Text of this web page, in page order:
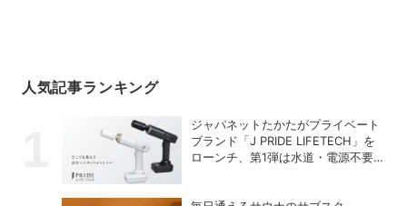
人気記事ランキング
ジャパネットたかたがプライベート
ブランド「J PRIDE LIFETECH」を
ローンチ、第1弾は水道・電源不要